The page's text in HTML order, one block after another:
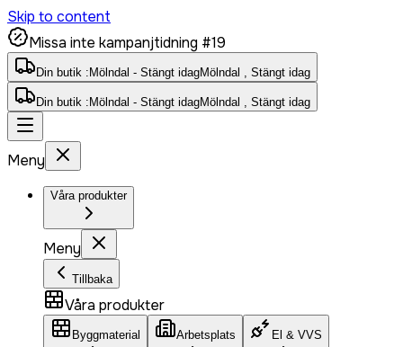
Skip to content
Missa inte kampanjtidning #19
Din butik : Mölndal - Stängt idagMölndal , Stängt idag
Din butik : Mölndal - Stängt idagMölndal , Stängt idag
Meny
Våra produkter
Meny
Tillbaka
Våra produkter
Byggmaterial Arbetsplats El & VVS